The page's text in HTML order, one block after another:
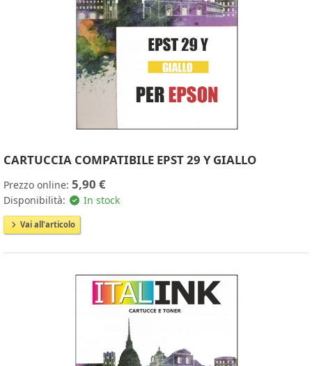
CARTUCCIA COMPATIBILE EPST 29 Y GIALLO
Prezzo online: 5,90 €
Disponibilità: In stock
Vai all'articolo